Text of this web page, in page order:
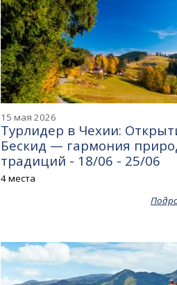
15 мая 2026
Турлидер в Чехии:
Бескид — гармония
традиций - 18/06 - 25/06
4 места